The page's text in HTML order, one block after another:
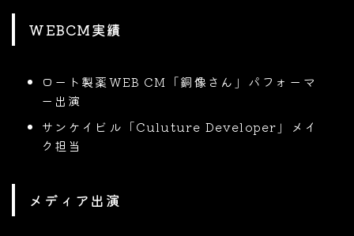
WEBCM実績
ロート製薬WEB CM「銅像さん」パフォーマ
ー出演
サンケイビル「Culuture Developer」メイ
ク担当
メディア出演